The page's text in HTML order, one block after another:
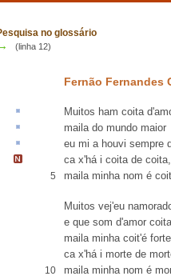
no glossário
(linha 12)
Fernão Fernandes
Muitos ham coita
maila do mundo maior
eu mi a houvi sempre
ca x'há i coita de coita,
5 maila minha nom é
Muitos vej'eu
e que som d'amor
maila minha coit'é
ca x'há i morte de
10 maila minha nom é